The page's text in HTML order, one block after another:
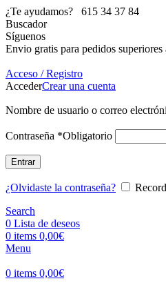
¿Te ayudamos?
615 34 37 84
Buscador
Síguenos
Envio gratis para pedidos superiores
Acceso / Registro
AccederCrear una cuenta
Nombre de usuario o correo
Contraseña *Obligatorio
Entrar
¿Olvidaste la contraseña?
Search
0 Lista de deseos
0 items 0,00€
Menu
0 items 0,00€